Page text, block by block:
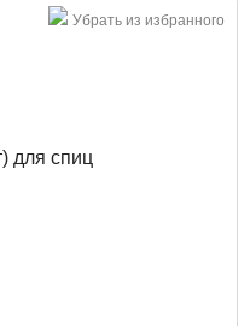
Убрать из избранного